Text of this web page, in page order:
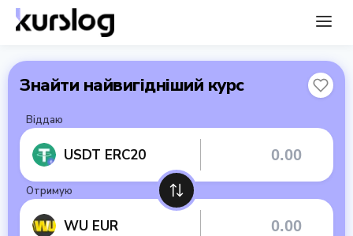
Знайти найвигідніший курс
Віддаю
USDT ERC20
Отримую
WU EUR